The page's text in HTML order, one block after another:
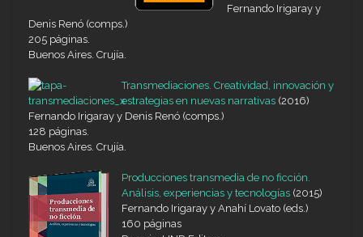
Fernando Irigaray y
Denis Renó (comps.)
205 páginas.
Buenos Aires. Crujía.
Transmediaciones. Creatividad, innovación y
estrategias en nuevas narrativas (2016)
Fernando Irigaray y Denis Renó (comps.)
128 páginas.
Buenos Aires. Crujía.
Producciones transmedia de no ficción.
Análisis, experiencias y tecnologías (2015)
Fernando Irigaray y Anahí Lovato (eds.)
160 páginas